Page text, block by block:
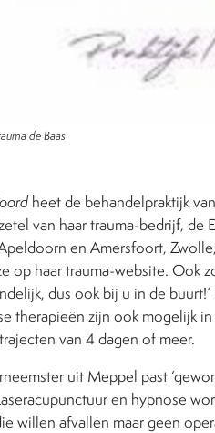
de Baas
heet de behandelpraktijk
van haar trauma-bedrijf, de
en Amersfoort,
op haar trauma-website. Ook
dus ook bij u in de
therapieën zijn ook mogelijk
van 4 dagen of meer.
uit Meppel past
en hypnose
willen afvallen maar geen